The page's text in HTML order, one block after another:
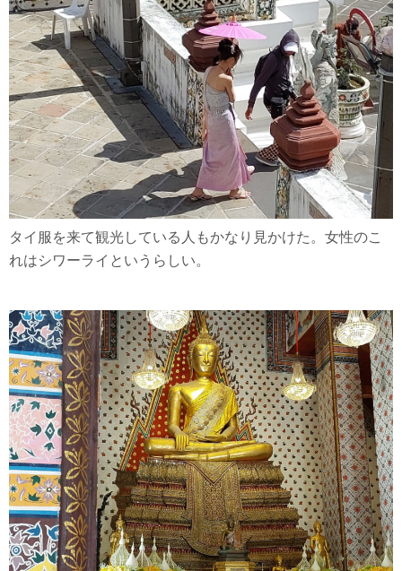
タイ服を来て観光している人もかなり見かけた。女性のこ
れはシワーライというらしい。